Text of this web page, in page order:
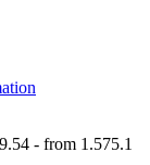
- from 1.575.1